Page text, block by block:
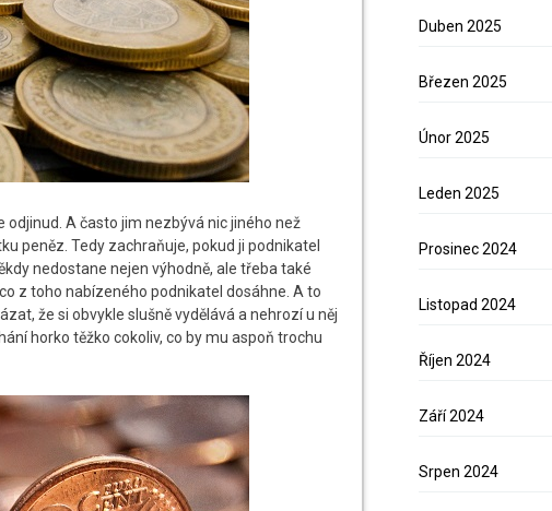
odjinud. A často jim nezbývá nic jiného než
peněz. Tedy zachraňuje, pokud ji podnikatel
nedostane nejen výhodně, ale třeba také
z toho nabízeného podnikatel dosáhne. A to
že si obvykle slušně vydělává a nehrozí u něj
horko těžko cokoliv, co by mu aspoň trochu
Duben 2025
Březen 2025
Únor 2025
Leden 2025
Prosinec 2024
Listopad 2024
Říjen 2024
Září 2024
Srpen 2024